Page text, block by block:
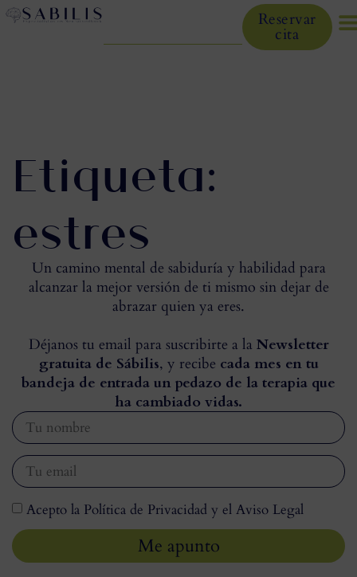
Reservar
cita
Etiqueta:
estres
Un camino mental de sabiduría y habilidad para
alcanzar la mejor versión de ti mismo sin dejar de
abrazar quien ya eres.
Déjanos tu email para suscribirte a la Newsletter
gratuita de Sábilis, y recibe cada mes en tu
bandeja de entrada un pedazo de la terapia que
ha cambiado vidas.
Acepto la Política de Privacidad y el Aviso Legal
Me apunto